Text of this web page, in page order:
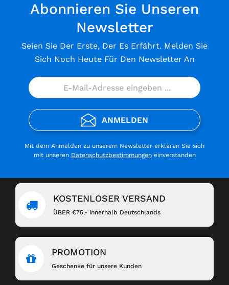
Abonnieren Sie Unseren
Newsletter
Seien Sie Der Erste, Der Es Erfährt. Melden Sie
Sich Noch Heute Für Den Newsletter An
ANMELDEN
Mit dem Anmelden zu unserem Newsletter erklären Sie sich
mit unseren Datenschutzbestimmungeneinverstanden
KOSTENLOSER VERSAND
ÜBER €75,- innerhalb Deutschlands
PROMOTION
Geschenke für unsere Kunden